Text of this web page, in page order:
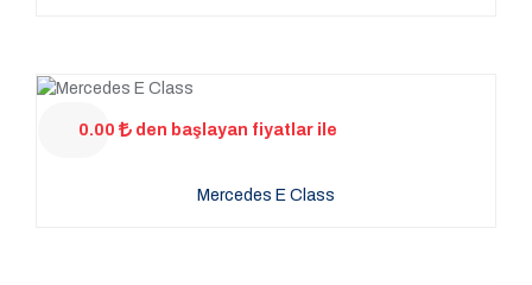
0.00 den başlayan fiyatlar ile
Mercedes E Class